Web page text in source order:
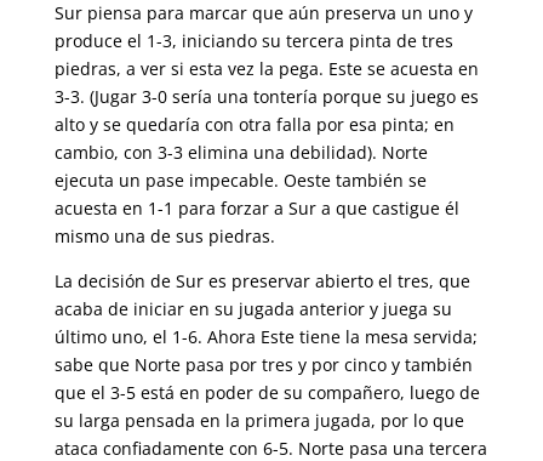
Sur piensa para marcar que aún preserva un uno y
produce el 1-3, iniciando su tercera pinta de tres
piedras, a ver si esta vez la pega. Este se acuesta en
3-3. (Jugar 3-0 sería una tontería porque su juego es
alto y se quedaría con otra falla por esa pinta; en
cambio, con 3-3 elimina una debilidad). Norte
ejecuta un pase impecable. Oeste también se
acuesta en 1-1 para forzar a Sur a que castigue él
mismo una de sus piedras.
La decisión de Sur es preservar abierto el tres, que
acaba de iniciar en su jugada anterior y juega su
último uno, el 1-6. Ahora Este tiene la mesa servida;
sabe que Norte pasa por tres y por cinco y también
que el 3-5 está en poder de su compañero, luego de
su larga pensada en la primera jugada, por lo que
ataca confiadamente con 6-5. Norte pasa una tercera